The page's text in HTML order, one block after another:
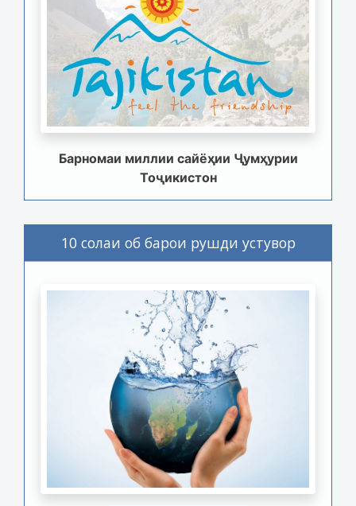
Барномаи миллии сайёҳии Ҷумҳурии
Тоҷикистон
10 солаи об барои рушди устувор